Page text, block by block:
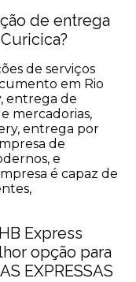
de entrega
de serviços
em Rio
entrega de
mercadorias,
entrega por
de
e
é capaz de
Express
opção para
EXPRESSAS